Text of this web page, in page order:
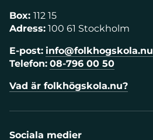
Box: 112 15
Adress: 100 61 Stockholm
E-post: info@folkhogskola.nu
Telefon: 08-796 00 50
Vad är folkhögskola.nu?
Sociala medier